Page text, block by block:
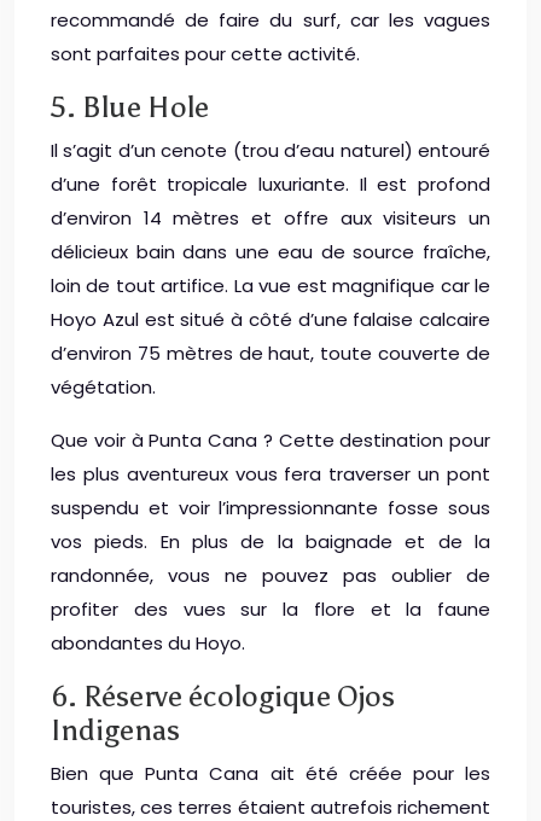
recommandé de faire du surf, car les vagues
sont parfaites pour cette activité.
5. Blue Hole
Il s’agit d’un cenote (trou d’eau naturel) entouré
d’une forêt tropicale luxuriante. Il est profond
d’environ 14 mètres et offre aux visiteurs un
délicieux bain dans une eau de source fraîche,
loin de tout artifice. La vue est magnifique car le
Hoyo Azul est situé à côté d’une falaise calcaire
d’environ 75 mètres de haut, toute couverte de
végétation.
Que voir à Punta Cana ? Cette destination pour
les plus aventureux vous fera traverser un pont
suspendu et voir l’impressionnante fosse sous
vos pieds. En plus de la baignade et de la
randonnée, vous ne pouvez pas oublier de
profiter des vues sur la flore et la faune
abondantes du Hoyo.
6. Réserve écologique Ojos
Indigenas
Bien que Punta Cana ait été créée pour les
touristes, ces terres étaient autrefois richement